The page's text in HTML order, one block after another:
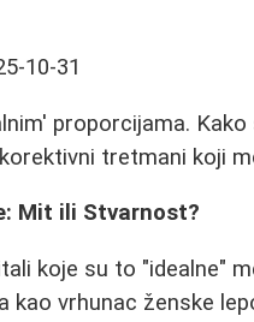
10-31
proporcijama.
tretmani koji
Mit ili Stvarnost?
koje su to "idealne"
kao vrhunac ženske